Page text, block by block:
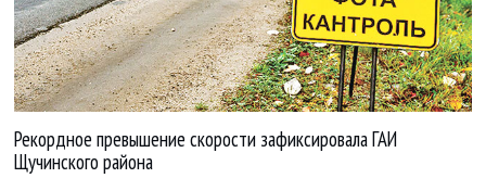
Рекордное превышение скорости зафиксировала ГАИ
Щучинского района